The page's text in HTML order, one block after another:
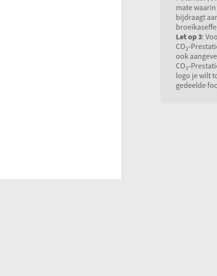
mate
bijdraagt
Let op 3:
ook
logo je wilt
gedeelde